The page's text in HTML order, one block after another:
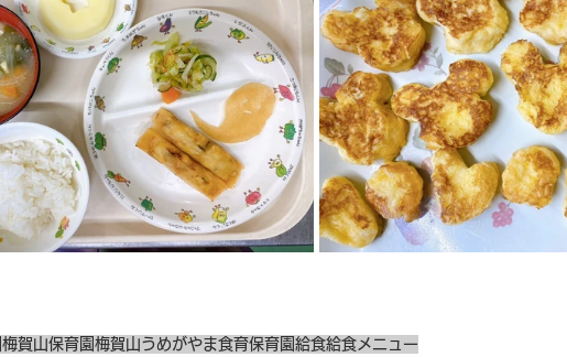
梅賀山保育園 梅賀山うめがやま食育保育園給食給食メニュー